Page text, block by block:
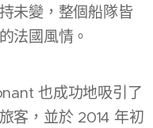
未變，整個船隊皆
法國風情。
也成功地吸引了
客，並於 2014 年初